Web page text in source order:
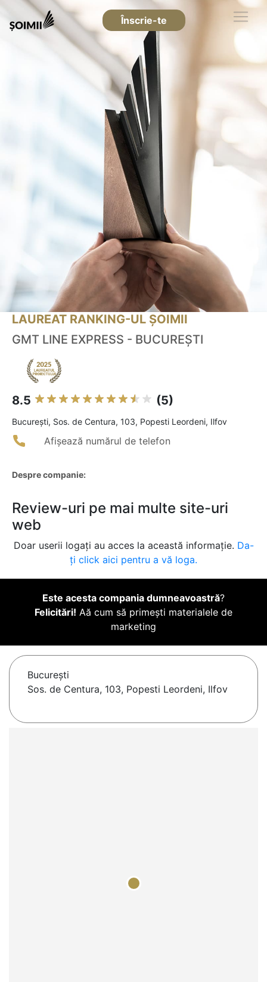
Înscrie-te
LAUREAT RANKING-UL ȘOIMII
GMT LINE EXPRESS - BUCUREȘTI
8.5 (5)
Bucureşti, Sos. de Centura, 103, Popesti Leordeni, Ilfov
Afișează numărul de telefon
Despre companie:
Review-uri pe mai multe site-uri
web
Doar userii logați au acces la această informație. Da-
ți click aici pentru a vă loga.
Este acesta compania dumneavoastră?
Felicitări! Aă cum să primești materialele de
marketing
Bucureşti
Sos. de Centura, 103, Popesti Leordeni, Ilfov